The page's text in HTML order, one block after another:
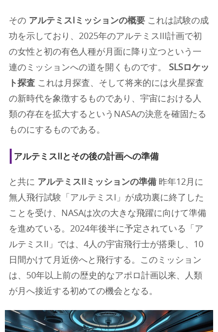
その アルテミスIミッションの概要 これは試験の成
功を示しており、2025年のアルテミスIII計画で初
の女性と初の有色人種が月面に降り立つという一
連のミッションへの道を開くものです。 SLSロケッ
ト探査 これは月探査、そして将来的には火星探査
の新時代を象徴するものであり、宇宙における人
類の存在を拡大するというNASAの決意を確固たる
ものにするものである。
アルテミスIIとその後の計画への準備
と共に アルテミスIIミッションの準備 昨年12月に
無人飛行試験「アルテミスI」が成功裏に終了した
ことを受け、NASAは次の大きな飛躍に向けて準備
を進めている。2024年後半に予定されている「ア
ルテミスII」では、4人の宇宙飛行士が搭乗し、10
日間かけて月近傍へと飛行する。このミッション
は、50年以上前の歴史的なアポロ計画以来、人類
が月へ接近する初めての機会となる。